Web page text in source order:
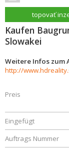
topovať
Kaufen
Slowakei
Weitere Infos zum
Preis
Eingefügt
Auftrags Nummer